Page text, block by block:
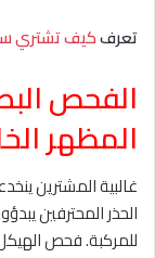
تعرفكيف تشتري
الفحص
المظهر
غالبية المشترين
الحذر المحترفين
للمركبة. فحص